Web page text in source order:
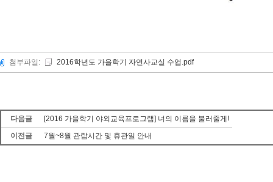
첨부파일: 2016학년도 가을학기 자연사교실 수업.pdf
다음글
[2016 가을학기 야외교육프로그램] 너의 이름을 불러줄게!
이전글
7월~8월 관람시간 및 휴관일 안내